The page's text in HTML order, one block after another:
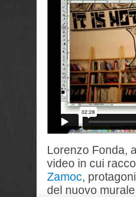
Lorenzo Fonda,
video in cui
Zamoc,
del nuovo